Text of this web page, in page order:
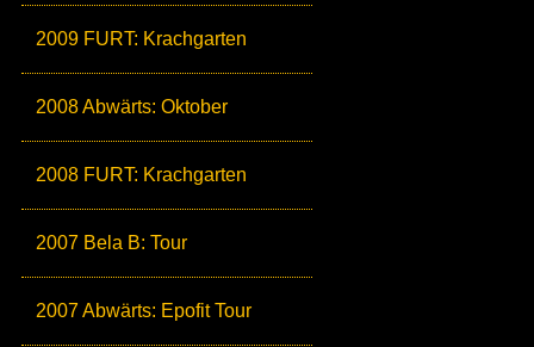
2009 FURT: Krachgarten
2008 Abwärts: Oktober
2008 FURT: Krachgarten
2007 Bela B: Tour
2007 Abwärts: Epofit Tour